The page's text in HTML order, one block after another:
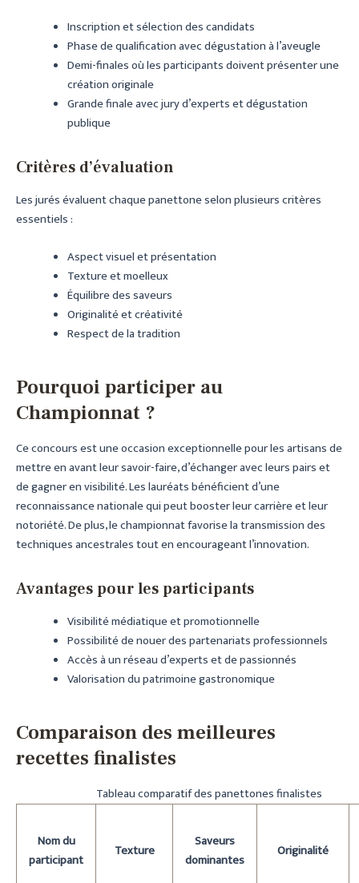
Inscription et sélection des candidats
Phase de qualification avec dégustation à l’aveugle
Demi-finales où les participants doivent présenter une
création originale
Grande finale avec jury d’experts et dégustation
publique
Critères d’évaluation
Les jurés évaluent chaque panettone selon plusieurs critères
essentiels :
Aspect visuel et présentation
Texture et moelleux
Équilibre des saveurs
Originalité et créativité
Respect de la tradition
Pourquoi participer au
Championnat ?
Ce concours est une occasion exceptionnelle pour les artisans de
mettre en avant leur savoir-faire, d’échanger avec leurs pairs et
de gagner en visibilité. Les lauréats bénéficient d’une
reconnaissance nationale qui peut booster leur carrière et leur
notoriété. De plus, le championnat favorise la transmission des
techniques ancestrales tout en encourageant l’innovation.
Avantages pour les participants
Visibilité médiatique et promotionnelle
Possibilité de nouer des partenariats professionnels
Accès à un réseau d’experts et de passionnés
Valorisation du patrimoine gastronomique
Comparaison des meilleures
recettes finalistes
Tableau comparatif des panettones finalistes
Nom du
participant
Texture
Saveurs
dominantes
Originalité